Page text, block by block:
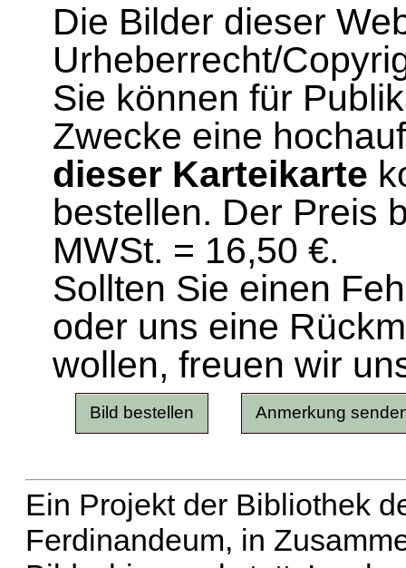
Die Bilder dieser
Urheberrecht/
Sie können für
Zwecke eine
dieser Karteikarte
bestellen. Der Preis
MWSt. = 16,50 €.
Sollten Sie einen
oder uns eine
wollen, freuen wir
Ein Projekt der Bibliothek
Ferdinandeum, in